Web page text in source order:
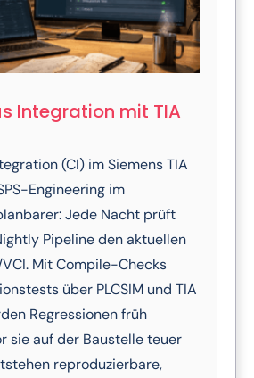
Integration mit TIA
(CI) im Siemens TIA
Engineering im
Jede Nacht prüft
Pipeline den aktuellen
Mit Compile-Checks
über PLCSIM und TIA
Regressionen früh
sie auf der Baustelle teuer
reproduzierbare,